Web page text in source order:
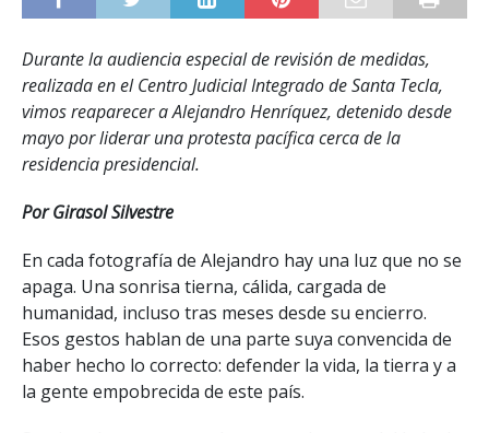
Durante la audiencia especial de revisión de medidas,
realizada en el Centro Judicial Integrado de Santa Tecla,
vimos reaparecer a Alejandro Henríquez, detenido desde
mayo por liderar una protesta pacífica cerca de la
residencia presidencial.
Por Girasol Silvestre
En cada fotografía de Alejandro hay una luz que no se
apaga. Una sonrisa tierna, cálida, cargada de
humanidad, incluso tras meses desde su encierro.
Esos gestos hablan de una parte suya convencida de
haber hecho lo correcto: defender la vida, la tierra y a
la gente empobrecida de este país.